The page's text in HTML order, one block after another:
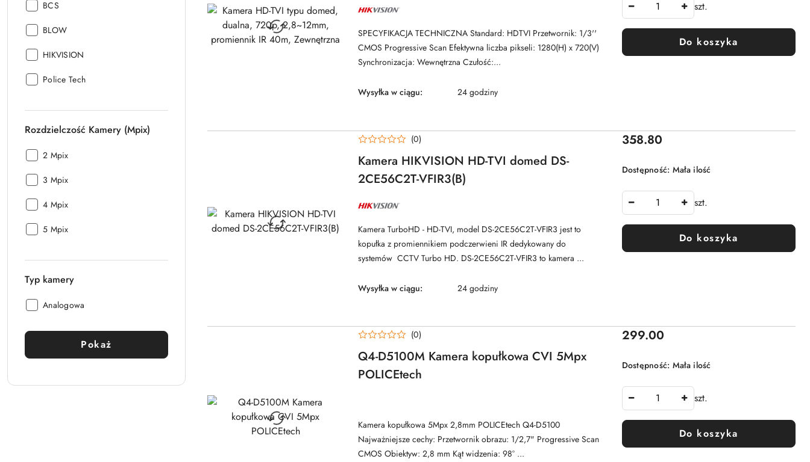
Producent:
BCS
Producent:
BLOW
Producent:
HIKVISION
Producent:
Police Tech
Rozdzielczość Kamery (Mpix)
Rozdzielczość
(Mpix):
2 Mpix
Rozdzielczość
(Mpix):
3 Mpix
Rozdzielczość
(Mpix):
4 Mpix
Rozdzielczość
5 Mpix
Typ kamery
Typ
Analogowa
Pokaż
NAZWA
PRODUCENTA:
SPECYFIKACJA TECHNICZNA Standard: HDTVI Przetwornik: 1/3''
CMOS Progressive Scan Efektywna liczba pikseli: 1280(H) x 720(V)
Synchronizacja: Wewnętrzna Czułość:...
Wysyłka w ciągu: 24 godziny
szt.
Do koszyka
Kamera HIKVISION HD-TVI domed DS-
2CE56C2T-VFIR3(B)
(0)
NAZWA
PRODUCENTA:
Kamera TurboHD - HD-TVI, model DS-2CE56C2T-VFIR3 jest to
kopułka z promiennikiem podczerwieni IR dedykowany do
systemów CCTV Turbo HD. DS-2CE56C2T-VFIR3 to kamera ...
Wysyłka w ciągu: 24 godziny
Cena:
358.80
Dostępność: Mała ilość
szt.
Do koszyka
Q4-D5100M Kamera kopułkowa CVI 5Mpx
POLICEtech
(0)
TECH
Kamera kopułkowa 5Mpx 2,8mm POLICEtech Q4-D5100
Najważniejsze cechy: Przetwornik obrazu: 1/2,7" Progressive Scan
CMOS Obiektyw: 2,8 mm Kąt widzenia: 98° ...
Cena:
299.00
Dostępność: Mała ilość
szt.
Do koszyka